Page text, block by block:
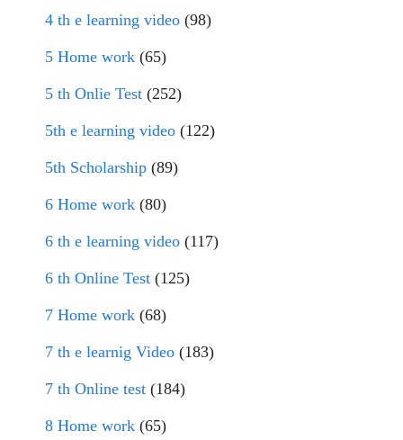
4 th e learning video (98)
5 Home work (65)
5 th Onlie Test (252)
5th e learning video (122)
5th Scholarship (89)
6 Home work (80)
6 th e learning video (117)
6 th Online Test (125)
7 Home work (68)
7 th e learnig Video (183)
7 th Online test (184)
8 Home work (65)